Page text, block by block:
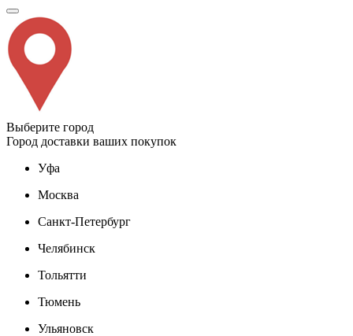
Выберите город
Город доставки ваших покупок
Уфа
Москва
Санкт-Петербург
Челябинск
Тольятти
Тюмень
Ульяновск